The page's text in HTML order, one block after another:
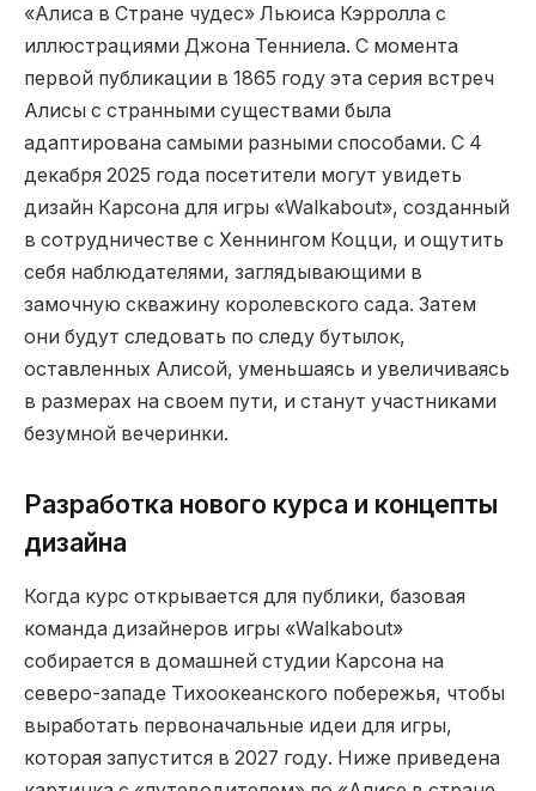
«Алиса в Стране чудес» Льюиса Кэрролла с
иллюстрациями Джона Тенниела. С момента
первой публикации в 1865 году эта серия встреч
Алисы с странными существами была
адаптирована самыми разными способами. С 4
декабря 2025 года посетители могут увидеть
дизайн Карсона для игры «Walkabout», созданный
в сотрудничестве с Хеннингом Коцци, и ощутить
себя наблюдателями, заглядывающими в
замочную скважину королевского сада. Затем
они будут следовать по следу бутылок,
оставленных Алисой, уменьшаясь и увеличиваясь
в размерах на своем пути, и станут участниками
безумной вечеринки.
Разработка нового курса и концепты
дизайна
Когда курс открывается для публики, базовая
команда дизайнеров игры «Walkabout»
собирается в домашней студии Карсона на
северо-западе Тихоокеанского побережья, чтобы
выработать первоначальные идеи для игры,
которая запустится в 2027 году. Ниже приведена